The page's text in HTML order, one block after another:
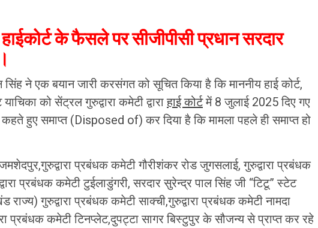
के फैसले पर सीजीपीसी प्रधान सरदार
ने एक बयान जारी करसंगत को सूचित किया है कि माननीय हाई कोर्ट,
को सेंट्रल गुरुद्वारा कमेटी द्वाराहाई कोर्टमें 8 जुलाई 2025 दिए गए
हुए समाप्त (Disposed of) कर दिया है कि मामला पहले ही समाप्त हो
प्रबंधक कमेटी गौरीशंकर रोड जुगसलाई, गुरुद्वारा प्रबंधक
प्रबंधक कमेटी टुईलाडुंगरी, सरदार सुरेन्द्र पाल सिंह जी “टिटू” स्टेट
गुरुद्वारा प्रबंधक कमेटी साक्ची,गुरुद्वारा प्रबंधक कमेटी नामदा
प्रबंधक कमेटी टिनप्लेट,दुपट्टा सागर बिस्टुपुर के सौजन्य से प्राप्त कर रहे